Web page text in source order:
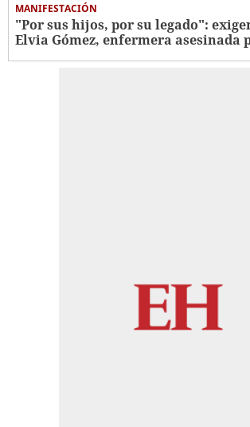
MANIFESTACIÓN
"Por sus hijos, por su legado":
Elvia Gómez, enfermera asesinada